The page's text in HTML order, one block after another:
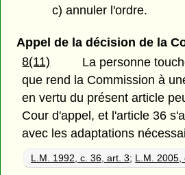
c) annuler l'ordre.
Appel de la décision de la
8(11)
La personne
que rend la Commission à
en vertu du présent article
Cour d'appel, et l'article 36
avec les adaptations
L.M. 1992, c. 36, art. 3; L.M. 2005,